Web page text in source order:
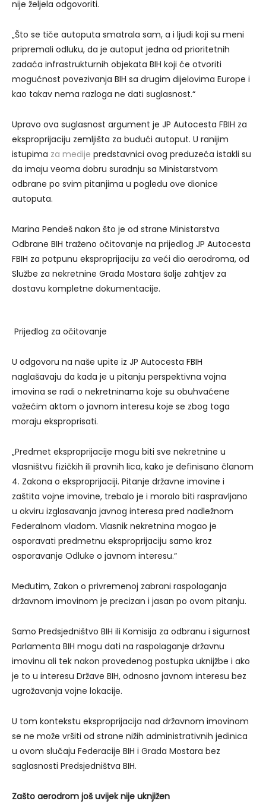
nije željela odgovoriti.
„Što se tiče autoputa smatrala sam, a i ljudi koji su meni
pripremali odluku, da je autoput jedna od prioritetnih
zadaća infrastrukturnih objekata BIH koji će otvoriti
mogućnost povezivanja BIH sa drugim dijelovima Europe i
kao takav nema razloga ne dati suglasnost.“
Upravo ova suglasnost argument je JP Autocesta FBIH za
eksproprijaciju zemljišta za budući autoput. U ranijim
istupima za medije predstavnici ovog preduzeća istakli su
da imaju veoma dobru suradnju sa Ministarstvom
odbrane po svim pitanjima u pogledu ove dionice
autoputa.
Marina Pendeš nakon što je od strane Ministarstva
Odbrane BIH traženo očitovanje na prijedlog JP Autocesta
FBIH za potpunu eksproprijaciju za veći dio aerodroma, od
Službe za nekretnine Grada Mostara šalje zahtjev za
dostavu kompletne dokumentacije.
Prijedlog za očitovanje
U odgovoru na naše upite iz JP Autocesta FBIH
naglašavaju da kada je u pitanju perspektivna vojna
imovina se radi o nekretninama koje su obuhvaćene
važećim aktom o javnom interesu koje se zbog toga
moraju eksproprisati.
„Predmet eksproprijacije mogu biti sve nekretnine u
vlasništvu fizičkih ili pravnih lica, kako je definisano članom
4. Zakona o eksproprijaciji. Pitanje državne imovine i
zaštita vojne imovine, trebalo je i moralo biti raspravljano
u okviru izglasavanja javnog interesa pred nadležnom
Federalnom vladom. Vlasnik nekretnina mogao je
osporavati predmetnu eksproprijaciju samo kroz
osporavanje Odluke o javnom interesu.“
Međutim, Zakon o privremenoj zabrani raspolaganja
državnom imovinom je precizan i jasan po ovom pitanju.
Samo Predsjedništvo BIH ili Komisija za odbranu i sigurnost
Parlamenta BIH mogu dati na raspolaganje državnu
imovinu ali tek nakon provedenog postupka uknijžbe i ako
je to u interesu Države BIH, odnosno javnom interesu bez
ugrožavanja vojne lokacije.
U tom kontekstu eksproprijacija nad državnom imovinom
se ne može vršiti od strane nižih administrativnih jedinica
u ovom slučaju Federacije BIH i Grada Mostara bez
saglasnosti Predsjedništva BIH.
Zašto aerodrom još uvijek nije uknjižen